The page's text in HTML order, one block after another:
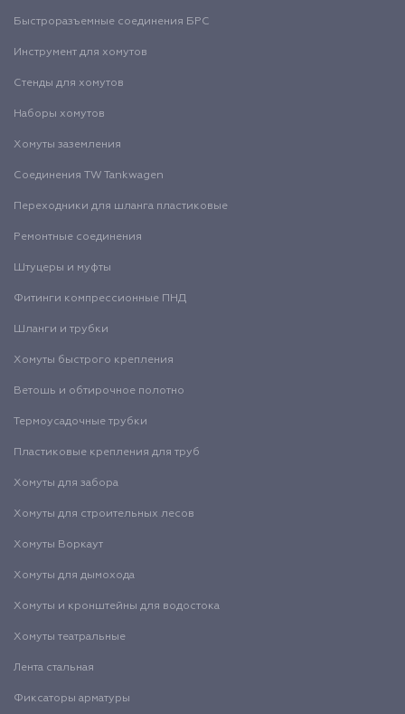
Быстроразъемные соединения БРС
Инструмент для хомутов
Стенды для хомутов
Наборы хомутов
Хомуты заземления
Соединения TW Tankwagen
Переходники для шланга пластиковые
Ремонтные соединения
Штуцеры и муфты
Фитинги компрессионные ПНД
Шланги и трубки
Хомуты быстрого крепления
Ветошь и обтирочное полотно
Термоусадочные трубки
Пластиковые крепления для труб
Хомуты для забора
Хомуты для строительных лесов
Хомуты Воркаут
Хомуты для дымохода
Хомуты и кронштейны для водостока
Хомуты театральные
Лента стальная
Фиксаторы арматуры